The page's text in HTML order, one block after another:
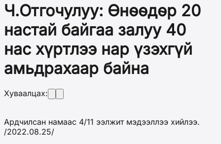
Ч.Отгочулуу: Өнөөдөр 20
настай байгаа залуу 40
нас хүртлээ нар үзэхгүй
амьдрахаар байна
Хуваалцах:
Ардчилсан намаас 4/11 ээлжит мэдээллээ хийлээ.
/2022.08.25/